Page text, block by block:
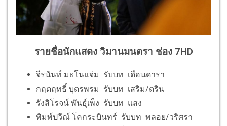
รายชื่อนักแสดง วิมานมนตรา ช่อง 7HD
จีรนันท์ มะโนแจ่ม รับบท เดือนดารา
กฤตฤทธิ์ บุตรพรม รับบท เสริม/ตริน
รังสิโรจน์ พันธุ์เพ็ง รับบท แสง
พิมพ์ปวีณ์ โคกระบินทร์ รับบท พลอย/วริศรา